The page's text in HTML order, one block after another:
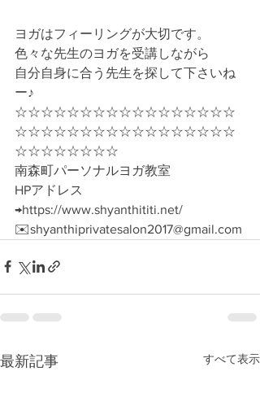
ヨガはフィーリングが大切です。
色々な先生のヨガを受講しながら
自分自身に合う先生を探して下さいね
ー♪
☆☆☆☆☆☆☆☆☆☆☆☆☆☆☆☆☆
☆☆☆☆☆☆☆☆☆☆☆☆☆☆☆☆☆
☆☆☆☆☆☆☆☆
南森町パーソナルヨガ教室
HPアドレス
→https://www.shyanthititi.net/
✉️shyanthiprivatesalon2017@gmail.com
最新記事 すべて表示